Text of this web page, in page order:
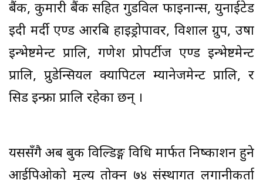
बैंक, कुमारी बैंक सहित गुडविल फाइनान्स, युनाईटेड
इदी मर्दी एण्ड आरबि हाइड्रोपावर, विशाल ग्रुप, उषा
इन्भेष्टमेन्ट प्रालि, गणेश प्रोपर्टीज एण्ड इन्भेष्टमेन्ट
प्रालि, प्रुडेन्सियल क्यापिटल म्यानेजमेन्ट प्रालि, र
सिड इन्फ्रा प्रालि रहेका छन् ।
यससँगै अब बुक विल्डिङ्ग विधि मार्फत निष्काशन हुने
आईपिओको मूल्य तोक्न ७४ संस्थागत लगानीकर्ता